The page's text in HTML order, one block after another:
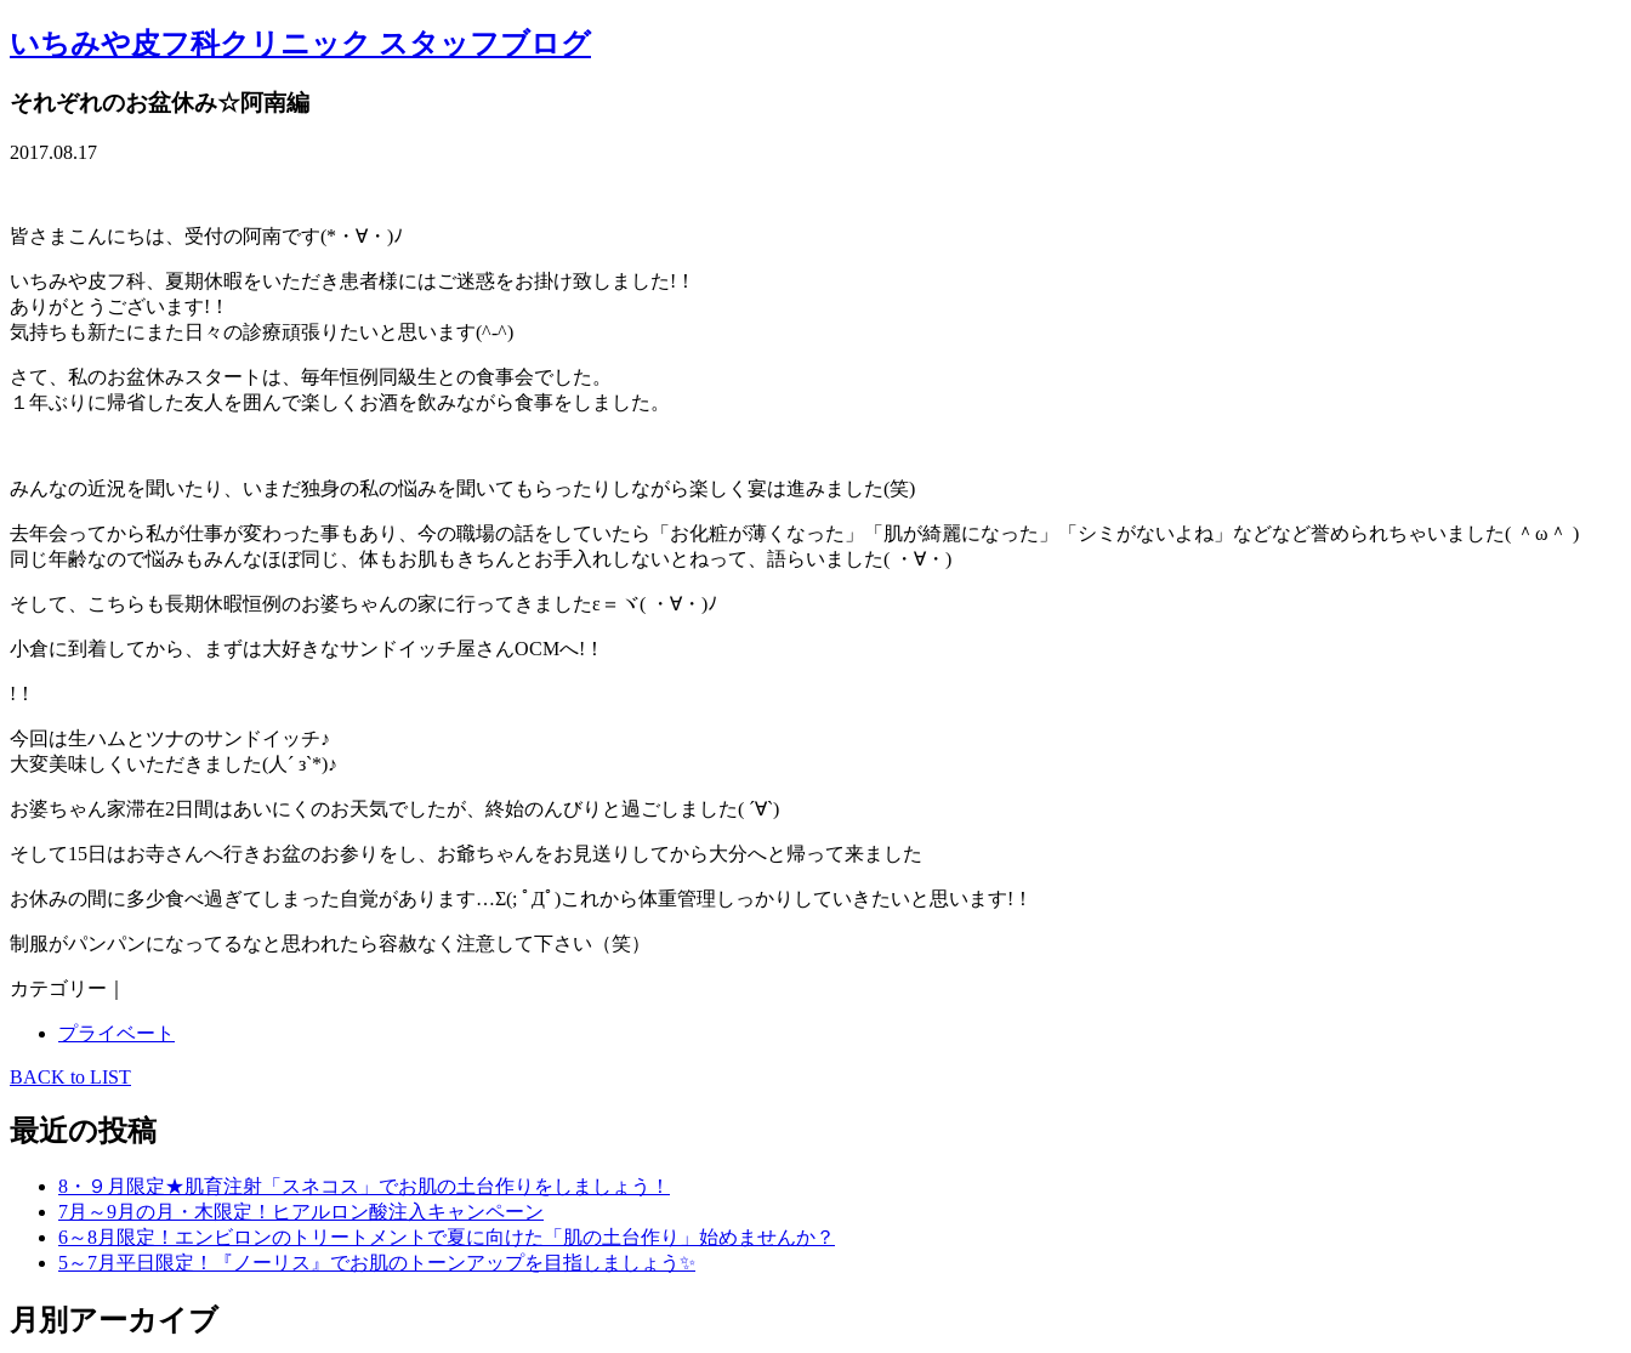
いちみや皮フ科クリニック スタッフブログ
それぞれのお盆休み☆阿南編
2017.08.17
皆さまこんにちは、受付の阿南です(*・∀・)ﾉ
いちみや皮フ科、夏期休暇をいただき患者様にはご迷惑をお掛け致しました!！
ありがとうございます!！
気持ちも新たにまた日々の診療頑張りたいと思います(^-^)
さて、私のお盆休みスタートは、毎年恒例同級生との食事会でした。
１年ぶりに帰省した友人を囲んで楽しくお酒を飲みながら食事をしました。
みんなの近況を聞いたり、いまだ独身の私の悩みを聞いてもらったりしながら楽しく宴は進みました(笑)
去年会ってから私が仕事が変わった事もあり、今の職場の話をしていたら「お化粧が薄くなった」「肌が綺麗になった」「シミがないよね」などなど誉められちゃいました( ＾ω＾ )
同じ年齢なので悩みもみんなほぼ同じ、体もお肌もきちんとお手入れしないとねって、語らいました( ・∀・)
そして、こちらも長期休暇恒例のお婆ちゃんの家に行ってきましたε＝ヾ( ・∀・)ﾉ
小倉に到着してから、まずは大好きなサンドイッチ屋さんOCMへ!！
!！
今回は生ハムとツナのサンドイッチ♪
大変美味しくいただきました(人´ з`*)♪
お婆ちゃん家滞在2日間はあいにくのお天気でしたが、終始のんびりと過ごしました( ´∀`)
そして15日はお寺さんへ行きお盆のお参りをし、お爺ちゃんをお見送りしてから大分へと帰って来ました
お休みの間に多少食べ過ぎてしまった自覚があります…Σ(; ﾟДﾟ)これから体重管理しっかりしていきたいと思います!！
制服がパンパンになってるなと思われたら容赦なく注意して下さい（笑）
カテゴリー｜
プライベート
BACK to LIST
最近の投稿
8・９月限定★肌育注射「スネコス」でお肌の土台作りをしましょう！
7月～9月の月・木限定！ヒアルロン酸注入キャンペーン
6～8月限定！エンビロンのトリートメントで夏に向けた「肌の土台作り」始めませんか？
5～7月平日限定！『ノーリス』でお肌のトーンアップを目指しましょう✨
月別アーカイブ